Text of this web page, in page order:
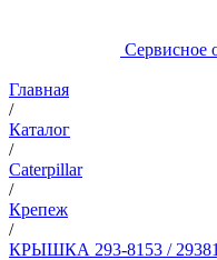
Сервисное
Главная
/
Каталог
/
Caterpillar
/
Крепеж
/
КРЫШКА 293-8153 /